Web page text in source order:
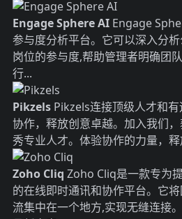
Engage Sphere AI Engage
参与度分析平台。它可以深入分
岗位的参与度,帮助管理者明确团
行...
Pikzels Pikzels连接顶级人才和
协作，释放创意卓越。加入我们
秀专业人才。体验协作的力量，
Zoho Cliq Zoho Cliq是一款专为
的在线即时通讯和协作平台。它
流集中在一个地方,实现无缝连接